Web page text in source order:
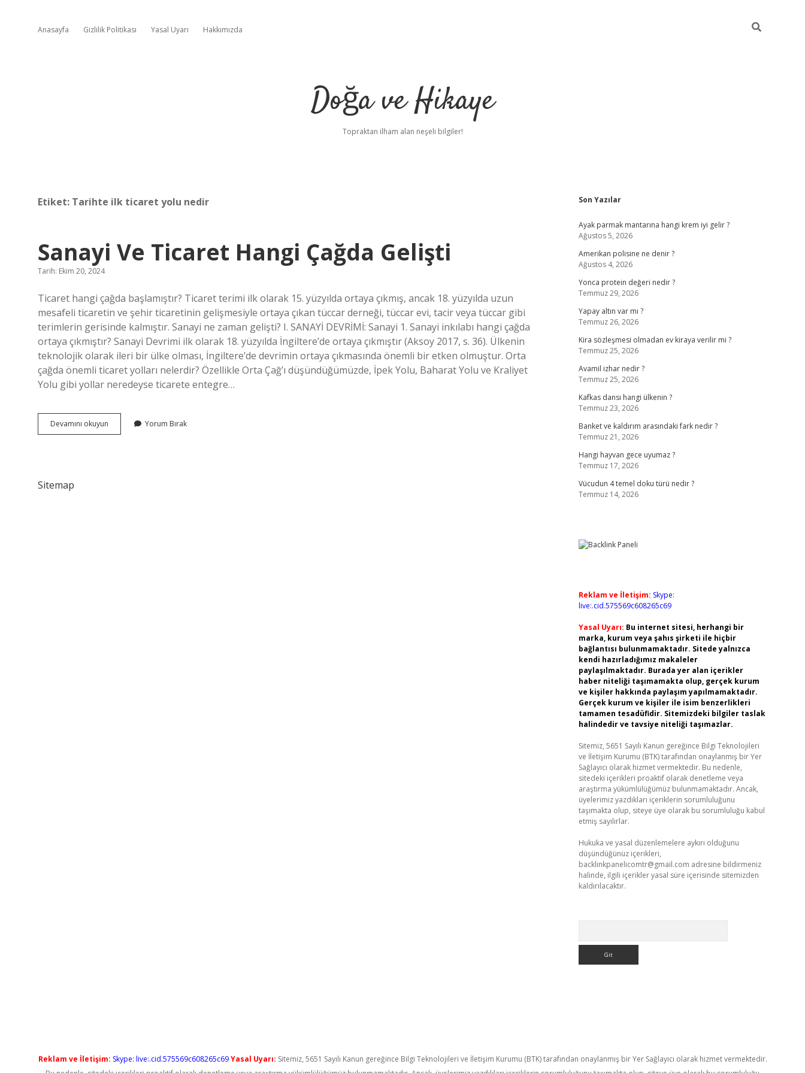
Anasayfa Gizlilik Politikası Yasal Uyarı Hakkımızda
Doğa ve Hikaye
Topraktan ilham alan neşeli bilgiler!
Etiket: Tarihte ilk ticaret yolu nedir
Sanayi Ve Ticaret Hangi Çağda Gelişti
Tarih: Ekim 20, 2024
Ticaret hangi çağda başlamıştır? Ticaret terimi ilk olarak 15. yüzyılda ortaya çıkmış, ancak 18. yüzyılda uzun
mesafeli ticaretin ve şehir ticaretinin gelişmesiyle ortaya çıkan tüccar derneği, tüccar evi, tacir veya tüccar gibi
terimlerin gerisinde kalmıştır. Sanayi ne zaman gelişti? I. SANAYİ DEVRİMİ: Sanayi 1. Sanayi inkılabı hangi çağda
ortaya çıkmıştır? Sanayi Devrimi ilk olarak 18. yüzyılda İngiltere’de ortaya çıkmıştır (Aksoy 2017, s. 36). Ülkenin
teknolojik olarak ileri bir ülke olması, İngiltere’de devrimin ortaya çıkmasında önemli bir etken olmuştur. Orta
çağda önemli ticaret yolları nelerdir? Özellikle Orta Çağ’ı düşündüğümüzde, İpek Yolu, Baharat Yolu ve Kraliyet
Yolu gibi yollar neredeyse ticarete entegre…
Devamını okuyun
Ve
Yorum Bırak
Sitemap
Sidebar
Son Yazılar
Ayak parmak mantarına hangi krem iyi gelir ?
Ağustos 5, 2026
Amerikan polisine ne denir ?
Ağustos 4, 2026
Yonca protein değeri nedir ?
Temmuz 29, 2026
Yapay altın var mı ?
Temmuz 26, 2026
Kira sözleşmesi olmadan ev kiraya verilir mi ?
Temmuz 25, 2026
Avamil izhar nedir ?
Temmuz 25, 2026
Kafkas dansı hangi ülkenin ?
Temmuz 23, 2026
Banket ve kaldırım arasındaki fark nedir ?
Temmuz 21, 2026
Hangi hayvan gece uyumaz ?
Temmuz 17, 2026
Vücudun 4 temel doku türü nedir ?
Temmuz 14, 2026
Reklam ve İletişim: Skype:
live:.cid.575569c608265c69
Yasal Uyarı: Bu internet sitesi, herhangi bir
marka, kurum veya şahıs şirketi ile hiçbir
bağlantısı bulunmamaktadır. Sitede yalnızca
kendi hazırladığımız makaleler
paylaşılmaktadır. Burada yer alan içerikler
haber niteliği taşımamakta olup, gerçek kurum
ve kişiler hakkında paylaşım yapılmamaktadır.
Gerçek kurum ve kişiler ile isim benzerlikleri
tamamen tesadüfidir. Sitemizdeki bilgiler taslak
halindedir ve tavsiye niteliği taşımazlar.
Sitemiz, 5651 Sayılı Kanun gereğince Bilgi Teknolojileri
ve İletişim Kurumu (BTK) tarafından onaylanmış bir Yer
Sağlayıcı olarak hizmet vermektedir. Bu nedenle,
sitedeki içerikleri proaktif olarak denetleme veya
araştırma yükümlülüğümüz bulunmamaktadır. Ancak,
üyelerimiz yazdıkları içeriklerin sorumluluğunu
taşımakta olup, siteye üye olarak bu sorumluluğu kabul
etmiş sayılırlar.
Hukuka ve yasal düzenlemelere aykırı olduğunu
düşündüğünüz içerikleri,
backlinkpanelicomtr@gmail.com adresine bildirmeniz
halinde, ilgili içerikler yasal süre içerisinde sitemizden
kaldırılacaktır.
Reklam ve İletişim: Skype: live:.cid.575569c608265c69 Yasal Uyarı: Sitemiz, 5651 Sayılı Kanun gereğince Bilgi Teknolojileri ve İletişim Kurumu (BTK) tarafından onaylanmış bir Yer Sağlayıcı olarak hizmet vermektedir.